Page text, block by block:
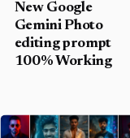
New Google
Gemini Photo
editing prompt
100% Working